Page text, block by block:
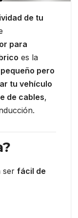
de tu
para
es la
pero
tu vehículo
de cables,
ser fácil de